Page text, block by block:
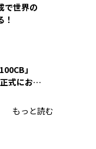
で世界の
！
」
式にお披
もっと読む